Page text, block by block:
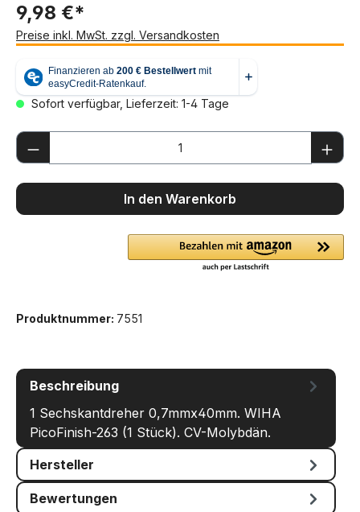
9,98 €*
Preise inkl. MwSt. zzgl. Versandkosten
Sofort verfügbar, Lieferzeit: 1-4 Tage
Produkt Anzahl: Gib den gewünschten
In den Warenkorb
Produktnummer: 7551
Beschreibung
1 Sechskantdreher 0,7mmx40mm. WIHA
PicoFinish-263 (1 Stück). CV-Molybdän.
Hersteller
Bewertungen